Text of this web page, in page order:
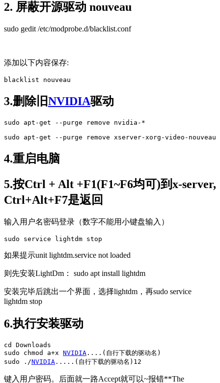
2. 屏蔽开源驱动 nouveau
sudo gedit /etc/modprobe.d/blacklist.conf
添加以下内容保存:
blacklist nouveau
3.删除旧NVIDIA驱动
sudo apt-get --purge remove nvidia-*
sudo apt-get --purge remove xserver-xorg-video-nouveau
4.重启电脑
5.按Ctrl + Alt +F1(F1~F6均可)到x-server,
Ctrl+Alt+F7是返回
输入用户名密码登录（数字不能用小键盘输入）
sudo service lightdm stop
如果提示unit lightdm.service not loaded
则先安装LightDm： sudo apt install lightdm
安装完毕后跳出一个界面，选择lightdm，再sudo service
lightdm stop
6.执行安装驱动
cd Downloads
sudo chmod a+x NVIDIA ....(自行下载的驱动名)
sudo ./NVIDIA .....(自行下载的驱动名)12
键入用户密码。后面就一路Accept就可以~报错**The